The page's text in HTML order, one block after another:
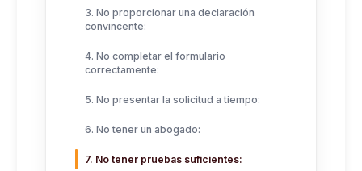
3. No proporcionar una declaración
convincente:
4. No completar el formulario
correctamente:
5. No presentar la solicitud a tiempo:
6. No tener un abogado:
7. No tener pruebas suficientes: